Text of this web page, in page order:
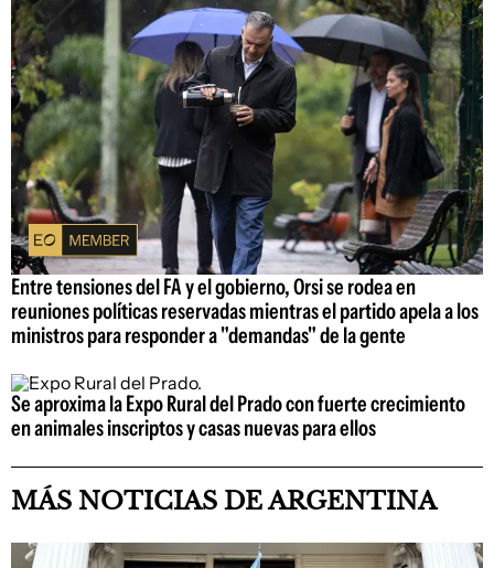
Entre tensiones del FA y el gobierno, Orsi se rodea en
reuniones políticas reservadas mientras el partido apela a los
ministros para responder a "demandas" de la gente
Se aproxima la Expo Rural del Prado con fuerte crecimiento
en animales inscriptos y casas nuevas para ellos
MÁS NOTICIAS DE ARGENTINA